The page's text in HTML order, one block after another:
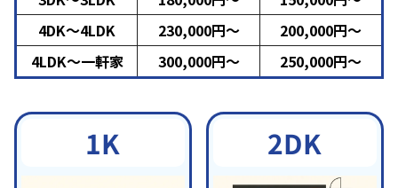
4DK～4LDK
230,000円～
200,000円～
4LDK～一軒家
300,000円～ 250,000円～
1K 2DK